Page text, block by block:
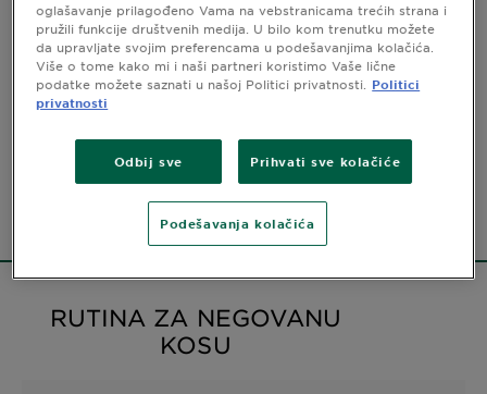
SASTAV
CLOSE SUBPANEL
CLOSE SUBPANEL
RUTINA ZA NEGOVANU
KOSU
oglašavanje prilagođeno Vama na vebstranicama trećih strana i
pružili funkcije društvenih medija. U bilo kom trenutku možete
da upravljate svojim preferencama u podešavanjima kolačića.
Više o tome kako mi i naši partneri koristimo Vaše lične
podatke možete saznati u našoj Politici privatnosti.
Politici
privatnosti
Odbij sve Prihvati sve kolačiće
Podešavanja kolačića